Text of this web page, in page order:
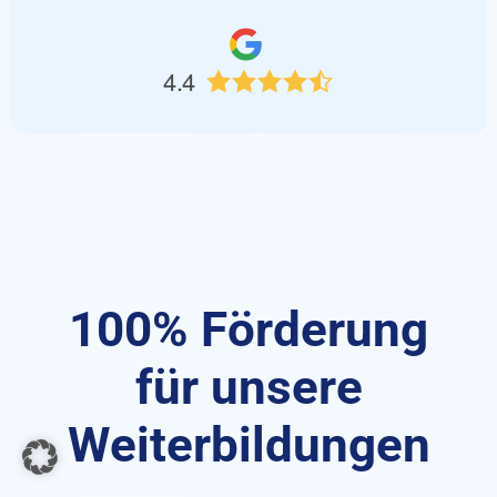
4.4
100% Förderung
für unsere
Weiterbildungen